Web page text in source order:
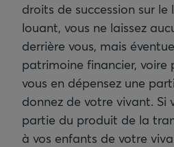
droits de succession sur
louant, vous ne laissez
derrière vous, mais
patrimoine financier, voire
vous en dépensez une
donnez de votre vivant. Si
partie du produit de la
à vos enfants de votre